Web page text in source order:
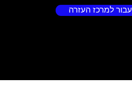
עבור למרכז העזרה